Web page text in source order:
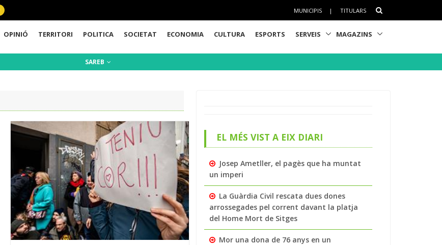
MUNICIPIS | TITULARS
OPINIÓ TERRITORI POLITICA SOCIETAT ECONOMIA CULTURA ESPORTS SERVEIS MAGAZINS
SAREB
EL MÉS VIST A EIX DIARI
Josep Ametller, el pagès que ha muntat
un imperi
La Guàrdia Civil rescata dues dones
arrossegades pel corrent davant la platja
del Home Mort de Sitges
Mor una dona de 76 anys en un